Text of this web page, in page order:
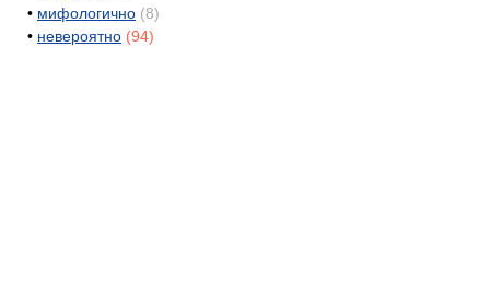
• мифологично (8)
• невероятно (94)